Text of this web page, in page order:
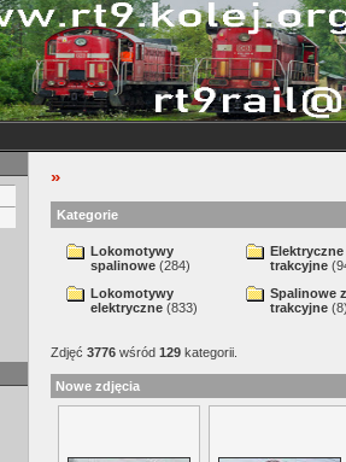
»
Kategorie
Lokomotywy
spalinowe(284)
Lokomotywy
elektryczne(833)
Elektryczne
trakcyjne
Spalinowe
trakcyjne
Zdjęć 3776wśród 129kategorii.
Nowe zdjęcia